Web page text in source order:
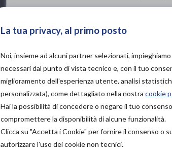
e potrebbe non
del prodotto.
Le guaine
compressione
liposuzione.
dei tessuti epidermici,
formazione di lassità e
della guaina quando
vestiranno direttamente
assicura un’efficace
perfetto. I materiali
garantiscono la completa
altamente performante.
guaina. L’abbondante
La tua privacy, al primo posto
Noi, insieme ad alcuni partner selezionati,
necessari dal punto di vista tecnico e, con il tuo
miglioramento dell'esperienza utente, analisi
personalizzata), come dettagliato nella nostra cookie
Hai la possibilità di concedere o negare il tuo
compromettere la disponibilità di alcune funzionalità.
Clicca su "Accetta i Cookie" per fornire il consenso o
autorizzare l'uso dei cookie non tecnici.